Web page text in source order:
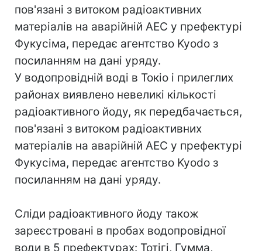
пов'язані з витоком радіоактивних
матеріалів на аварійній АЕС у префектурі
Фукусіма, передає агентство Kyodo з
посиланням на дані уряду.
У водопровідній воді в Токіо і прилеглих
районах виявлено невеликі кількості
радіоактивного йоду, як передбачається,
пов'язані з витоком радіоактивних
матеріалів на аварійній АЕС у префектурі
Фукусіма, передає агентство Kyodo з
посиланням на дані уряду.
Сліди радіоактивного йоду також
зареєстровані в пробах водопровідної
води в 5 префектурах: Тотігі, Гумма,